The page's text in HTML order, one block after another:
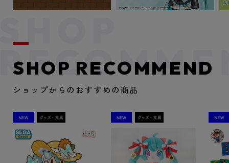
SHOP RECOMMEND
ショップからのおすすめの商品